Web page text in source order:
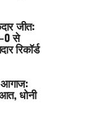
जीत:
से
रिकॉर्ड
आगाज:
धोनी